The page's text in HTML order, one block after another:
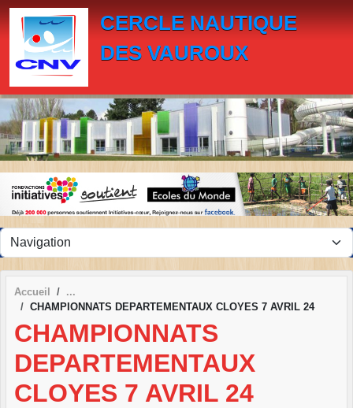
CERCLE NAUTIQUE
DES VAUROUX
Accueil
CHAMPIONNATS DEPARTEMENTAUX CLOYES 7 AVRIL 24
CHAMPIONNATS
DEPARTEMENTAUX
CLOYES 7 AVRIL 24
Panneau de gestion des cookies